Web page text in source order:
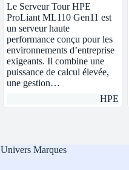
Le Serveur Tour HPE
ProLiant ML110 Gen11 est
un serveur haute
performance conçu pour les
environnements d’entreprise
exigeants. Il combine une
puissance de calcul élevée,
une gestion…
HPE
Univers Marques